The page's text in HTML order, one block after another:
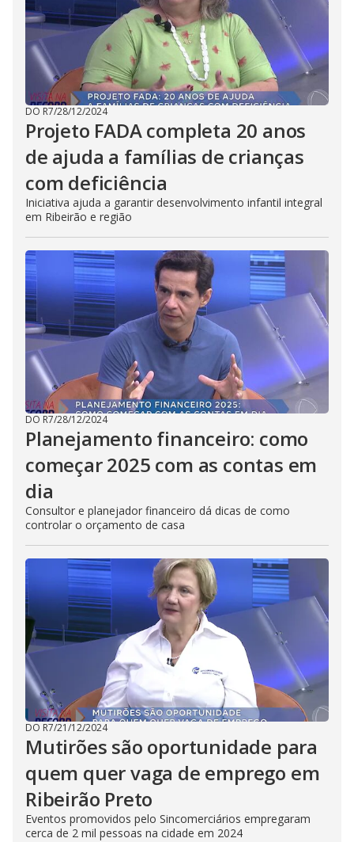
DO R7/28/12/2024
Projeto FADA completa 20 anos
de ajuda a famílias de crianças
com deficiência
Iniciativa ajuda a garantir desenvolvimento infantil integral
em Ribeirão e região
DO R7/28/12/2024
Planejamento financeiro: como
começar 2025 com as contas em
dia
Consultor e planejador financeiro dá dicas de como
controlar o orçamento de casa
DO R7/21/12/2024
Mutirões são oportunidade para
quem quer vaga de emprego em
Ribeirão Preto
Eventos promovidos pelo Sincomerciários empregaram
cerca de 2 mil pessoas na cidade em 2024